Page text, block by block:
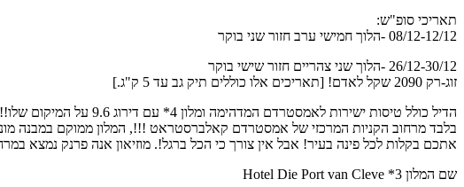
תאריכי סופ"ש:
08/12-12/12 -הלוך חמישי ערב חזור שני בוקר
26/12-30/12 -הלוך שני צהריים חזור שישי בוקר
זוג-רק 2090 שקל לאדם! [תאריכים אלו כוללים תיק גב עד 5 ק"ג.]
אתכם בקלות לכל פינה בעיר! אבל אין צורך כי הכל ברגל!. מוזיאון אנה פרנק נמצא במרחק של 7 דקות הליכה מהמלון. מתאים גם לדתיים, המלון כחצי שעה הליכה מבית חב"ד או נסיעה
שם המלון 3* Hotel Die Port van Cleve